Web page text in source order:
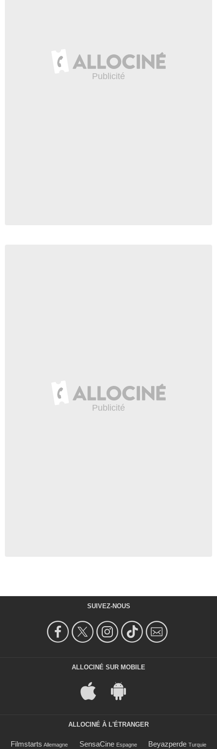
SUIVEZ-NOUS
ALLOCINÉ SUR MOBILE
ALLOCINÉ À L'ÉTRANGER
Filmstarts Allemagne SensaCine Espagne Beyazperde Turquie